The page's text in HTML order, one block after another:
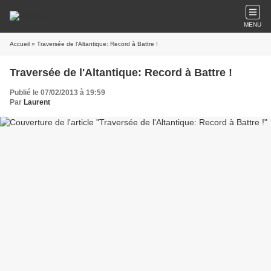
MENU
Accueil » Traversée de l'Altantique: Record à Battre !
Traversée de l'Altantique: Record à Battre !
Publié le 07/02/2013 à 19:59
Par Laurent